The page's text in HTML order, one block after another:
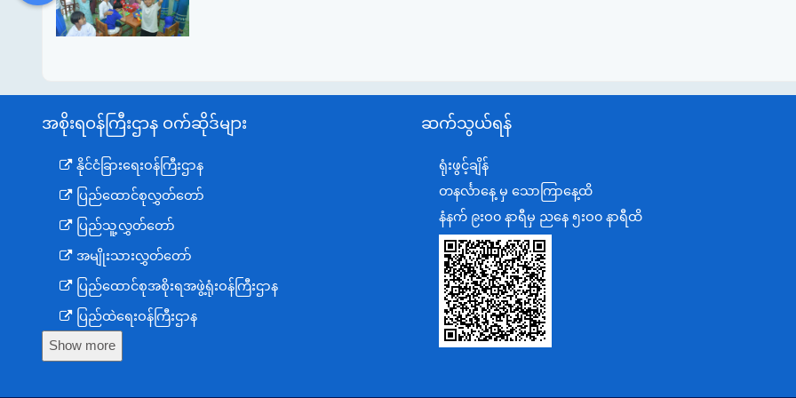
အစိုးရဝန်ကြီးဌာန ဝက်ဆိုဒ်များ
နိုင်ငံခြားရေးဝန်ကြီးဌာန
ပြည်ထောင်စုလွှတ်တော်
ပြည်သူ့လွှတ်တော်
အမျိုးသားလွှတ်တော်
ပြည်ထောင်စုအစိုးရအဖွဲ့ရုံးဝန်ကြီးဌာန
ပြည်ထဲရေးဝန်ကြီးဌာန
ကာကွယ်ရေးဝန်ကြီးဌာန
Show more
ဆက်သွယ်ရန်
ရုံးဖွင့်ချိန်
တနင်္လာနေ့ မှ သောကြာနေ့ထိ
နံနက် ၉းဝ၀ နာရီမှ ညနေ ၅းဝ၀ နာရီထိ